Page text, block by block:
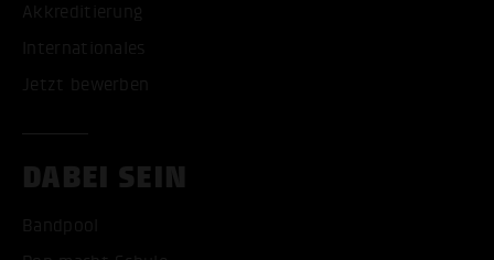
Akkreditierung
Internationales
Jetzt bewerben
DABEI SEIN
Bandpool